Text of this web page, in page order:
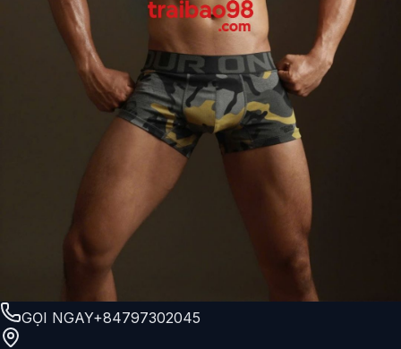
GỌI NGAY+84797302045